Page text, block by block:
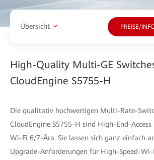
Übersicht PREISE/
High-Quality Multi-GE
CloudEngine S5755-H
Die qualitativ hochwertigen Multi-Rate-
CloudEngine S5755-H sind High-End-Access
Wi-Fi 6/7-Ära. Sie lassen sich ganz einfach
Upgrade-Anforderungen für High-Speed-Wi-